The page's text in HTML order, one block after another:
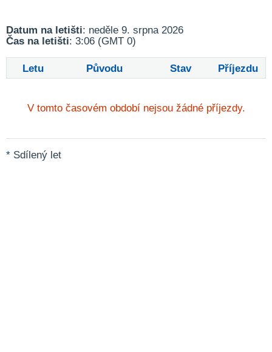
Datum na letišti: neděle 9. srpna 2026
Čas na letišti: 3:06 (GMT 0)
Letu Původu Stav Příjezdu
V tomto časovém období nejsou žádné příjezdy.
* Sdílený let